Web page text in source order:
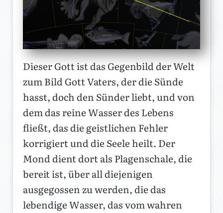
Dieser Gott ist das Gegenbild der Welt
zum Bild Gott Vaters, der die Sünde
hasst, doch den Sünder liebt, und von
dem das reine Wasser des Lebens
fließt, das die geistlichen Fehler
korrigiert und die Seele heilt. Der
Mond dient dort als Plagenschale, die
bereit ist, über all diejenigen
ausgegossen zu werden, die das
lebendige Wasser, das vom wahren